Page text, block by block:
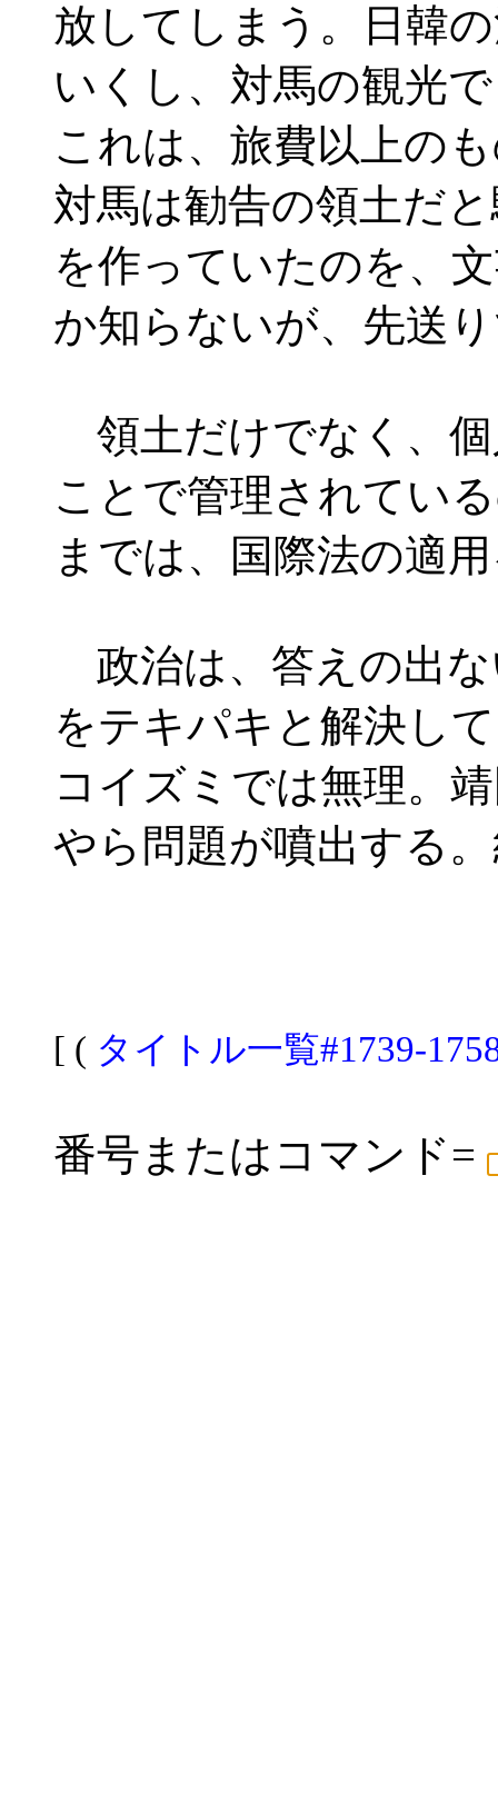
放してしまう。日韓
いくし、対馬の観光
これは、旅費以上の
対馬は勧告の領土だ
を作っていたのを、
か知らないが、先送
領土だけでなく、個
ことで管理されてい
までは、国際法の適
政治は、答えの出な
をテキパキと解決し
コイズミでは無理。
やら問題が噴出する
[ ( タイトル一覧#1739-
番号またはコマンド=